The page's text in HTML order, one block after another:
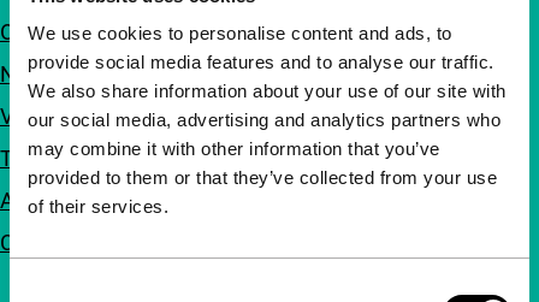
We use cookies to personalise content and ads, to
provide social media features and to analyse our traffic.
We also share information about your use of our site with
our social media, advertising and analytics partners who
may combine it with other information that you’ve
provided to them or that they’ve collected from your use
of their services.
Over ons
Nieuwsbrieven
Veelgestelde vragen
Toegankelijkheid
Adverteren
Contact